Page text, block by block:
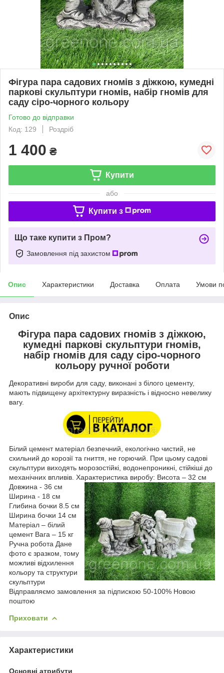
Фігура пара садових гномів з діжкою, кумедні
паркові скульптури гномів, набір гномів для
саду сіро-чорного кольору
Готово до відправки
Код: 129
Роздріб
1 400 ₴
Купити
або
Купити з
Що таке купити з Пром?
Замовлення під захистом
Опис Характеристики Доставка Оплата Умови
Опис
Фігура пара садових гномів з діжкою,
кумедні паркові скульптури гномів,
набір гномів для саду сіро-чорного
кольору ручної роботи
Декоративні вироби для саду, виконані з білого цементу,
мають підвищену архітектурну виразність і відносно невелику
вагу.
Білий цемент матеріал безпечний, екологічно чистий, не
схильний до корозії та гниття, не горючий. При цьому садові
скульптури виходять морозостійкі, водонепроникні, стійкіші до
механічних впливів. Характеристика виробу: Висота – 32 см
Довжина - 36 см
Ширина - 18 см
Глибина бочки 8.5 см
Ширина бочки 14 см
Матеріал – білий
цемент Вага – 15 кг
Ручна робота Дане
фото є зразком, тому
можливі відхилення
кольору та структури
скульптури
Відправляємо замовлення за підпискою 50-100% Новою
поштою
Приховати
Характеристики
Основні атрибути